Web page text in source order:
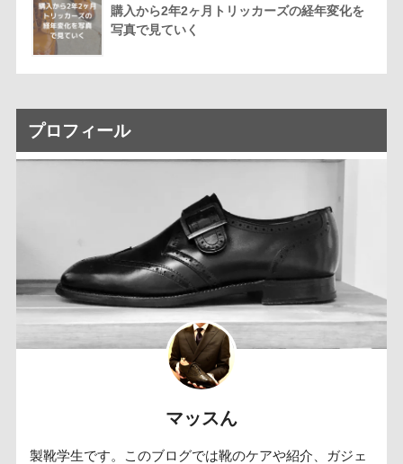
購入から2年2ヶ月トリッカーズの経年変化を
写真で見ていく
プロフィール
マッスん
製靴学生です。このブログでは靴のケアや紹介、ガジェ